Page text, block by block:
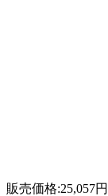
販売価格:25,057円